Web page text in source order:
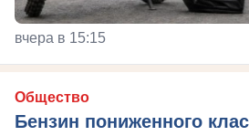
вчера в 15:15
Общество
Бензин пониженного